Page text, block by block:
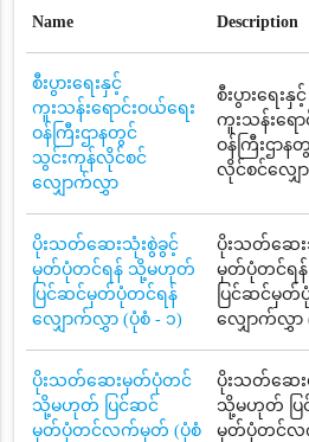
Name Description
စီးပွားရေးနှင့်
ကူးသန်းရောင်းဝယ်ရေး
ဝန်ကြီးဌာနတွင်
သွင်းကုန်လိုင်စင်
လျှောက်လွှာ
စီးပွားရေးနှင့်
ကူးသန်းရော
ဝန်ကြီးဌာ
လိုင်စင်လျှေ
ပိုးသတ်ဆေးသုံးစွဲခွင့်
မှတ်ပုံတင်ရန် သို့မဟုတ်
ပြင်ဆင်မှတ်ပုံတင်ရန်
လျှောက်လွှာ (ပုံစံ - ၁)
ပိုးသတ်ဆေး
မှတ်ပုံတင်ရ
ပြင်ဆင်မှတ်
လျှောက်လွှာ
ပိုးသတ်ဆေးမှတ်ပုံတင်
သို့မဟုတ် ပြင်ဆင်
မှတ်ပုံတင်လက်မှတ် (ပုံစံ
ပိုးသတ်ဆေ
သို့မဟုတ် ပြ
မှတ်ပုံတင်လ